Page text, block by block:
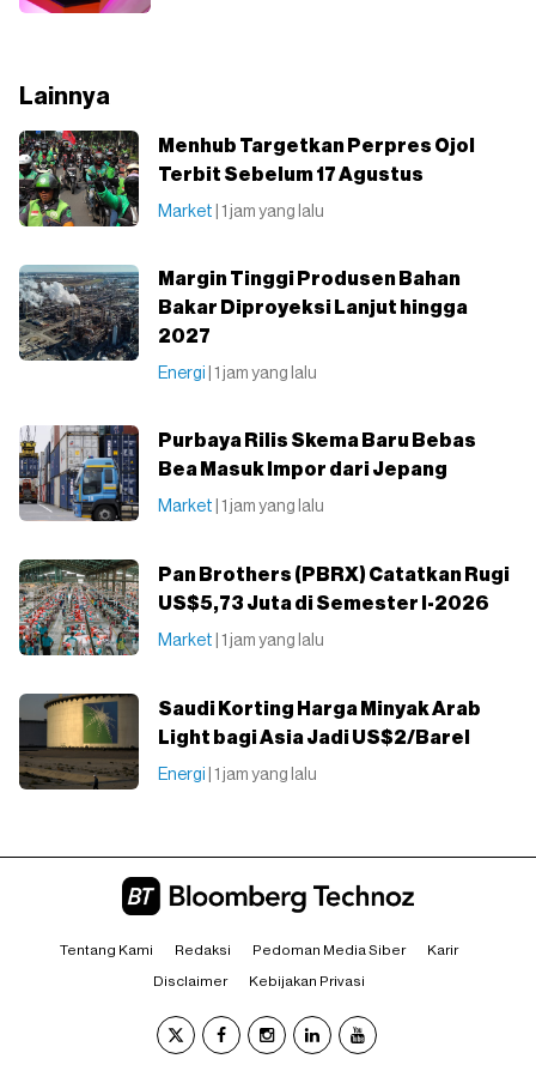
Lainnya
Menhub Targetkan Perpres Ojol
Terbit Sebelum 17 Agustus
Market | 1 jam yang lalu
Margin Tinggi Produsen Bahan
Bakar Diproyeksi Lanjut hingga
2027
Energi | 1 jam yang lalu
Purbaya Rilis Skema Baru Bebas
Bea Masuk Impor dari Jepang
Market | 1 jam yang lalu
Pan Brothers (PBRX) Catatkan Rugi
US$5,73 Juta di Semester I-2026
Market | 1 jam yang lalu
Saudi Korting Harga Minyak Arab
Light bagi Asia Jadi US$2/Barel
Energi | 1 jam yang lalu
Tentang Kami Redaksi Pedoman Media Siber Karir
Disclaimer Kebijakan Privasi